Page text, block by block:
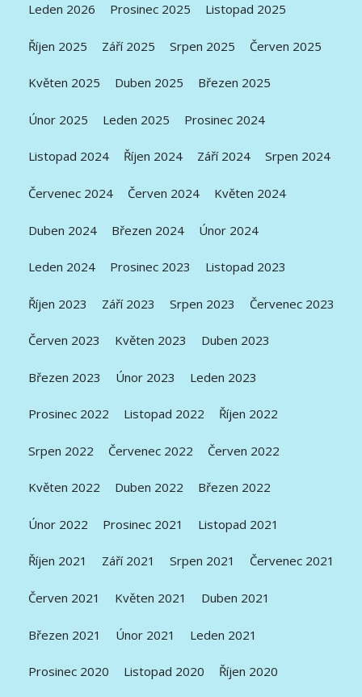
Leden 2026 Prosinec 2025 Listopad 2025
Říjen 2025 Září 2025 Srpen 2025 Červen 2025
Květen 2025 Duben 2025 Březen 2025
Únor 2025 Leden 2025 Prosinec 2024
Listopad 2024 Říjen 2024 Září 2024 Srpen 2024
Červenec 2024 Červen 2024 Květen 2024
Duben 2024 Březen 2024 Únor 2024
Leden 2024 Prosinec 2023 Listopad 2023
Říjen 2023 Září 2023 Srpen 2023 Červenec 2023
Červen 2023 Květen 2023 Duben 2023
Březen 2023 Únor 2023 Leden 2023
Prosinec 2022 Listopad 2022 Říjen 2022
Srpen 2022 Červenec 2022 Červen 2022
Květen 2022 Duben 2022 Březen 2022
Únor 2022 Prosinec 2021 Listopad 2021
Říjen 2021 Září 2021 Srpen 2021 Červenec 2021
Červen 2021 Květen 2021 Duben 2021
Březen 2021 Únor 2021 Leden 2021
Prosinec 2020 Listopad 2020 Říjen 2020